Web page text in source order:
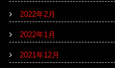
2022年2月
2022年1月
2021年12月